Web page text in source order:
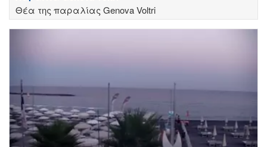
Θέα της παραλίας Genova Voltri